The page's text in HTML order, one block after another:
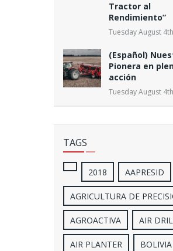
Tractor al
Rendimiento”
Tuesday August
(Español)
Pionera en
acción
Tuesday August
TAGS
2018 AAPRESID
AGRICULTURA DE
AGROACTIVA AIR
AIR PLANTER BOLIVIA